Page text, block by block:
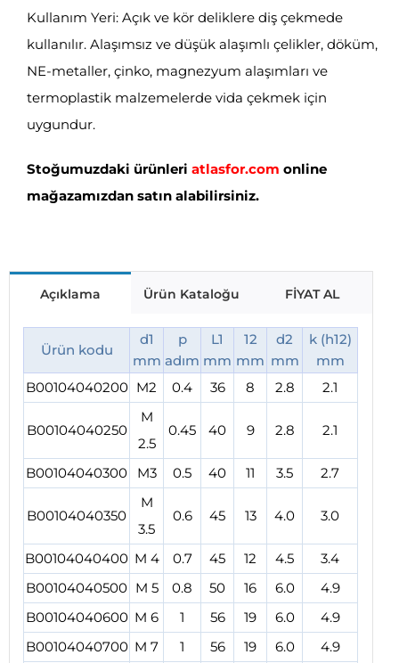
Kullanım Yeri: Açık ve kör deliklere diş çekmede
kullanılır. Alaşımsız ve düşük alaşımlı çelikler, döküm,
NE-metaller, çinko, magnezyum alaşımları ve
termoplastik malzemelerde vida çekmek için
uygundur.
Stoğumuzdaki ürünleri atlasfor.com online
mağazamızdan satın alabilirsiniz.
Açıklama Ürün Kataloğu FİYAT AL
Ürün kodu
d1
mm
p
adım
L1
mm
12
mm
d2
mm
k (h12)
mm
B00104040200 M2 0.4 36 8 2.8 2.1
B00104040250
M
2.5
0.45 40 9 2.8 2.1
B00104040300 M3 0.5 40 11 3.5 2.7
B00104040350
M
3.5
0.6 45 13 4.0 3.0
B00104040400 M 4 0.7 45 12 4.5
3.4
B00104040500 M 5 0.8 50 16 6.0
4.9
B00104040600 M 6 1 56 19 6.0
4.9
B00104040700 M 7 1 56 19 6.0
4.9